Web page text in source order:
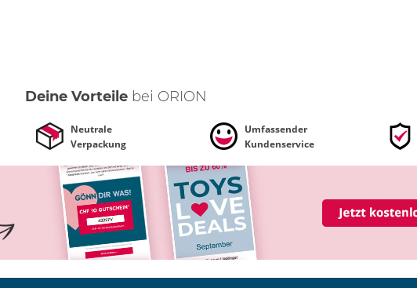
Deine Vorteile bei ORION
Neutrale
Verpackung
Umfassender
Kundenservice